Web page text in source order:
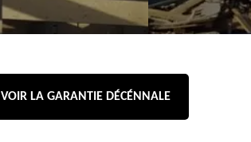
VOIR LA GARANTIE DÉCÉNNALE